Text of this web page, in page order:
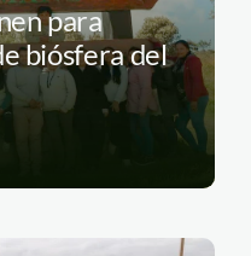
para
biósfera del